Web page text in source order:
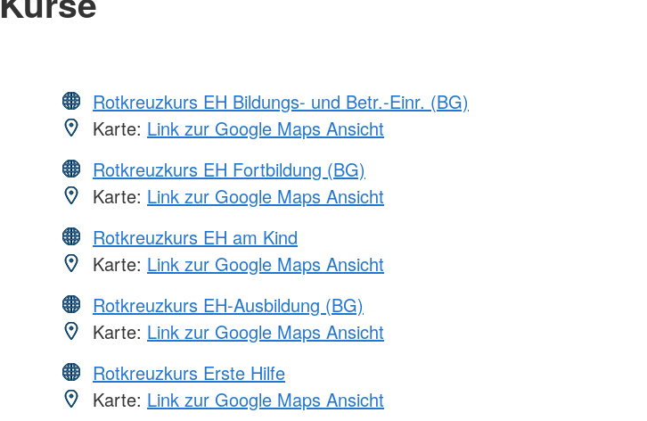
Rotkreuzkurs EH Bildungs- und Betr.-Einr. (BG)
Karte: Link zur Google Maps Ansicht
Rotkreuzkurs EH Fortbildung (BG)
Karte: Link zur Google Maps Ansicht
Rotkreuzkurs EH am Kind
Karte: Link zur Google Maps Ansicht
Rotkreuzkurs EH-Ausbildung (BG)
Karte: Link zur Google Maps Ansicht
Rotkreuzkurs Erste Hilfe
Karte: Link zur Google Maps Ansicht